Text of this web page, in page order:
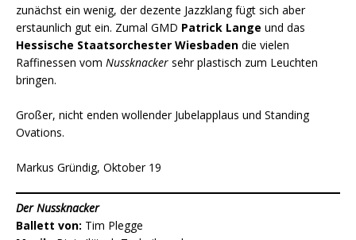
zunächst ein wenig, der dezente Jazzklang fügt sich aber
erstaunlich gut ein. Zumal GMD Patrick Lange und das
Hessische Staatsorchester Wiesbaden die vielen
Raffinessen vom Nussknacker sehr plastisch zum Leuchten
bringen.
Großer, nicht enden wollender Jubelapplaus und Standing
Ovations.
Markus Gründig, Oktober 19
Der Nussknacker
Ballett von: Tim Plegge